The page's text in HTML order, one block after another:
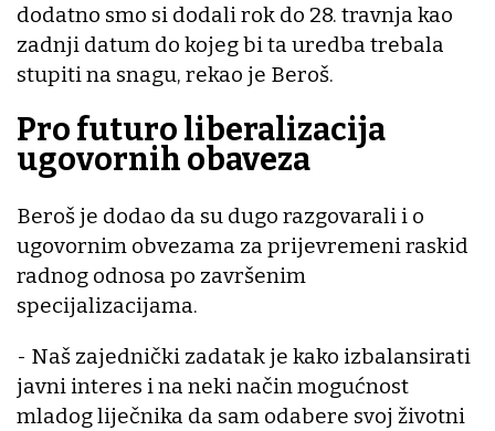
dodatno smo si dodali rok do 28. travnja kao
zadnji datum do kojeg bi ta uredba trebala
stupiti na snagu, rekao je Beroš.
Pro futuro liberalizacija
ugovornih obaveza
Beroš je dodao da su dugo razgovarali i o
ugovornim obvezama za prijevremeni raskid
radnog odnosa po završenim
specijalizacijama.
- Naš zajednički zadatak je kako izbalansirati
javni interes i na neki način mogućnost
mladog liječnika da sam odabere svoj životni